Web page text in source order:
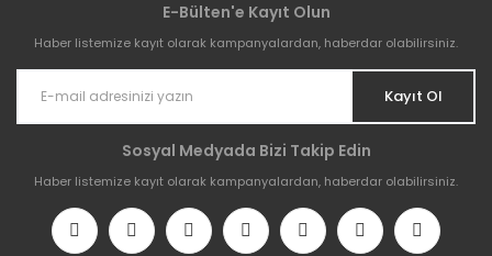
E-Bülten'e Kayıt Olun
Haber listemize kayıt olarak kampanyalardan, haberdar olabilirsiniz.
Kayıt Ol
Sosyal Medyada Bizi Takip Edin
Haber listemize kayıt olarak kampanyalardan, haberdar olabilirsiniz.